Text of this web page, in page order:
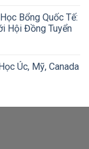
Bổng Quốc Tế:
Hội Đồng Tuyển
Úc, Mỹ, Canada